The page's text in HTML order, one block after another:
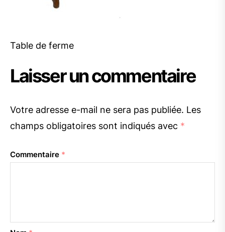
Table de ferme
Laisser un commentaire
Votre adresse e-mail ne sera pas publiée. Les
champs obligatoires sont indiqués avec *
Commentaire *